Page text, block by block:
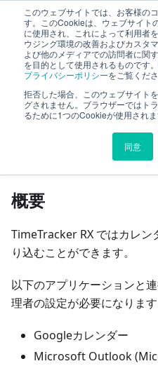
このウェブサイトでは、お客様の
す。このCookieは、ウェブサイト
に使用され、これによって利用者
ウジング環境の改善およびカスタ
よび他のメディアでの訪問者に関
を目的として使用されるものです
プライバシーポリシーをご覧くださ
拒否した場合、このウェブサイト
グされません。ブラウザーではト
るために1つのCookieが使用されま
同意
TimeTracker
システム設定
このページの見出し
予定インポー
概要
TimeTracker RX ではカレン
り込むことができます。
以下のアプリケーションと
理者の設定が必要になります
Googleカレンダー
Microsoft Outlook